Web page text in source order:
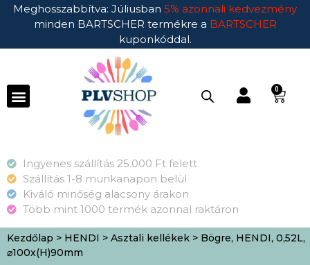
Meghosszabbítva: Júliusban 5% azonnali kedvezmény
minden BARTSCHER termékre a BARTSCHER
kuponkóddal.
0
Ingyenes szállítás 25.000 Ft felett
Szállítás 1-8 munkanapon belül
Kiváló minőség alacsony árakon
Több mint 1000 termék azonnal raktáron
Kezdőlap > HENDI > Asztali kellékek > Bögre, HENDI, 0,52L,
⌀100x(H)90mm